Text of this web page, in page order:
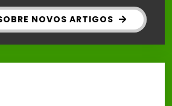
NOVOS ARTIGOS